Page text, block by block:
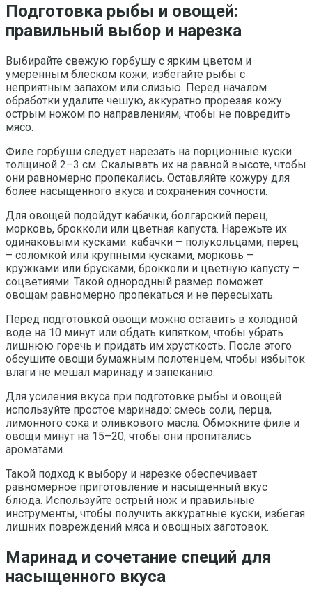
Подготовка рыбы и овощей:
правильный выбор и нарезка
Выбирайте свежую горбушу с ярким цветом и
умеренным блеском кожи, избегайте рыбы с
неприятным запахом или слизью. Перед началом
обработки удалите чешую, аккуратно прорезая кожу
острым ножом по направлениям, чтобы не повредить
мясо.
Филе горбуши следует нарезать на порционные куски
толщиной 2–3 см. Скалывать их на равной высоте, чтобы
они равномерно пропекались. Оставляйте кожуру для
более насыщенного вкуса и сохранения сочности.
Для овощей подойдут кабачки, болгарский перец,
морковь, брокколи или цветная капуста. Нарежьте их
одинаковыми кусками: кабачки – полукольцами, перец
– соломкой или крупными кусками, морковь –
кружками или брусками, брокколи и цветную капусту –
соцветиями. Такой однородный размер поможет
овощам равномерно пропекаться и не пересыхать.
Перед подготовкой овощи можно оставить в холодной
воде на 10 минут или обдать кипятком, чтобы убрать
лишнюю горечь и придать им хрусткость. После этого
обсушите овощи бумажным полотенцем, чтобы избыток
влаги не мешал маринаду и запеканию.
Для усиления вкуса при подготовке рыбы и овощей
используйте простое маринадо: смесь соли, перца,
лимонного сока и оливкового масла. Обмокните филе и
овощи минут на 15–20, чтобы они пропитались
ароматами.
Такой подход к выбору и нарезке обеспечивает
равномерное приготовление и насыщенный вкус
блюда. Используйте острый нож и правильные
инструменты, чтобы получить аккуратные куски, избегая
лишних повреждений мяса и овощных заготовок.
Маринад и сочетание специй для
насыщенного вкуса